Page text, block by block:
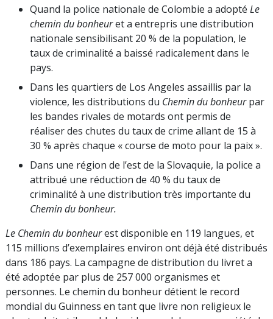
Quand la police nationale de Colombie a adopté Le
chemin du bonheuret a entrepris une distribution
nationale sensibilisant 20 % de la population, le
taux de criminalité a baissé radicalement dans le
pays.
Dans les quartiers de Los Angeles assaillis par la
violence, les distributions du Chemin du bonheurpar
les bandes rivales de motards ont permis de
réaliser des chutes du taux de crime allant de 15 à
30 % après chaque « course de moto pour la paix ».
Dans une région de l’est de la Slovaquie, la police a
attribué une réduction de 40 % du taux de
criminalité à une distribution très importante du
Chemin du bonheur.
Le Chemin du bonheurest disponible en 119 langues, et
115 millions d’exemplaires environ ont déjà été distribués
dans 186 pays. La campagne de distribution du livret a
été adoptée par plus de 257 000 organismes et
personnes. Le chemin du bonheur détient le record
mondial du Guinness en tant que livre non religieux le